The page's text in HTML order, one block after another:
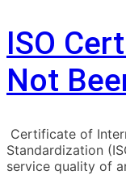
ISO
Not
Certificate of
Standardization
service quality of